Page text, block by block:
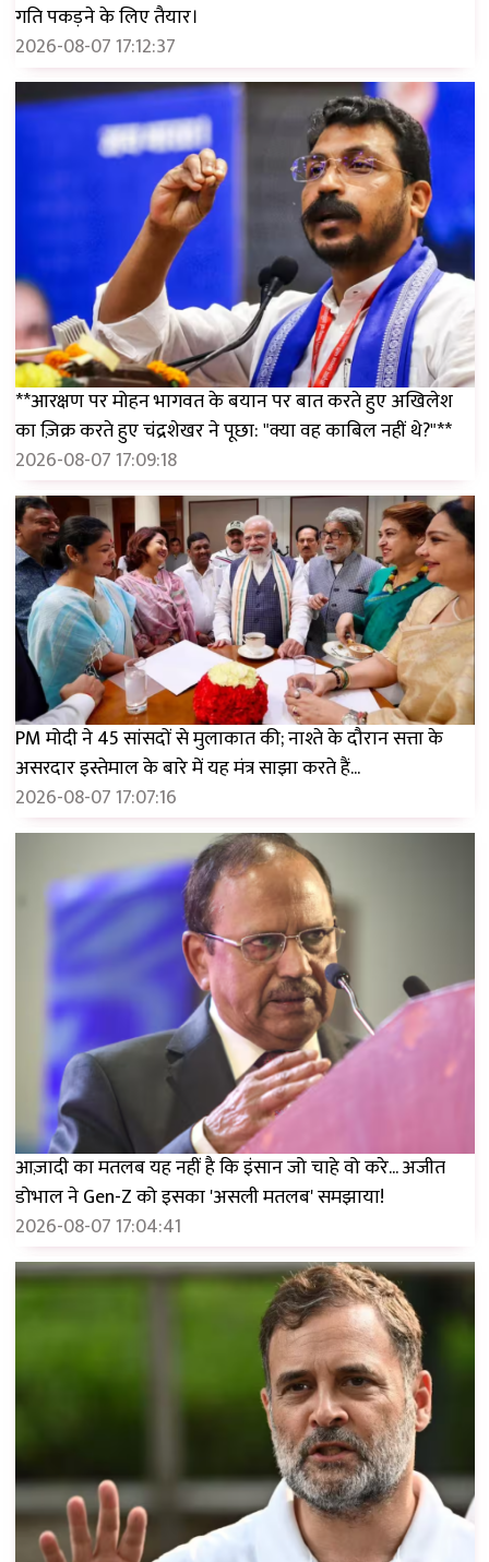
गति पकड़ने के लिए तैयार।
2026-08-07 17:12:37
**आरक्षण पर मोहन भागवत के बयान पर बात करते हुए अखिलेश
का ज़िक्र करते हुए चंद्रशेखर ने पूछा: "क्या वह काबिल नहीं थे?"**
2026-08-07 17:09:18
PM मोदी ने 45 सांसदों से मुलाकात की; नाश्ते के दौरान सत्ता के
असरदार इस्तेमाल के बारे में यह मंत्र साझा करते हैं...
2026-08-07 17:07:16
आज़ादी का मतलब यह नहीं है कि इंसान जो चाहे वो करे... अजीत
डोभाल ने Gen-Z को इसका 'असली मतलब' समझाया!
2026-08-07 17:04:41